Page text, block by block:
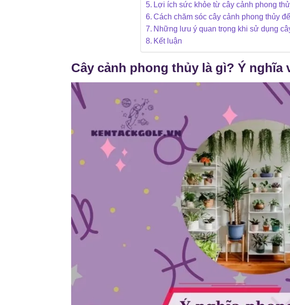
Lợi ích sức khỏe từ cây cảnh phong
Cách chăm sóc cây cảnh phong thủy
Những lưu ý quan trọng khi sử dụng
Kết luận
Cây cảnh phong thủy là gì? Ý